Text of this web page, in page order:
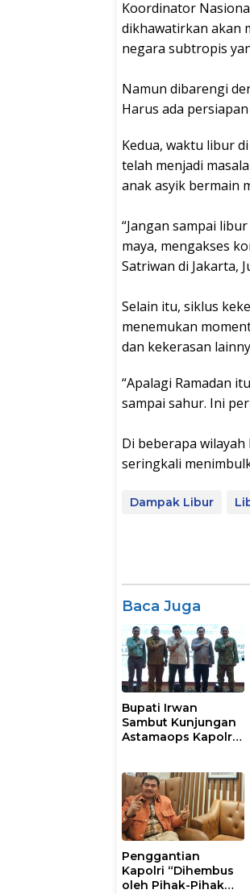
Koordinator
dikhawatirkan akan
negara subtropis
Namun dibarengi
Harus ada
Kedua, waktu libur
telah menjadi
anak asyik bermain
“Jangan sampai
maya, mengakses
Satriwan di Jakarta,
Selain itu, siklus
menemukan
dan kekerasan
“Apalagi Ramadan
sampai sahur. Ini
Di beberapa
seringkali
Dampak Libur
Baca Juga
Bupati Irwan
Sambut Kunjungan
Astamaops Kapolri
Luwu Timur
Penggantian
Kapolri “Dihembus
oleh Pihak-Pihak